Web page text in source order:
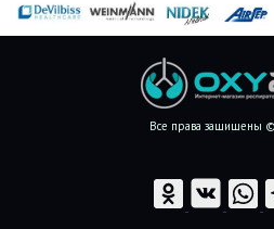
Все права защищены